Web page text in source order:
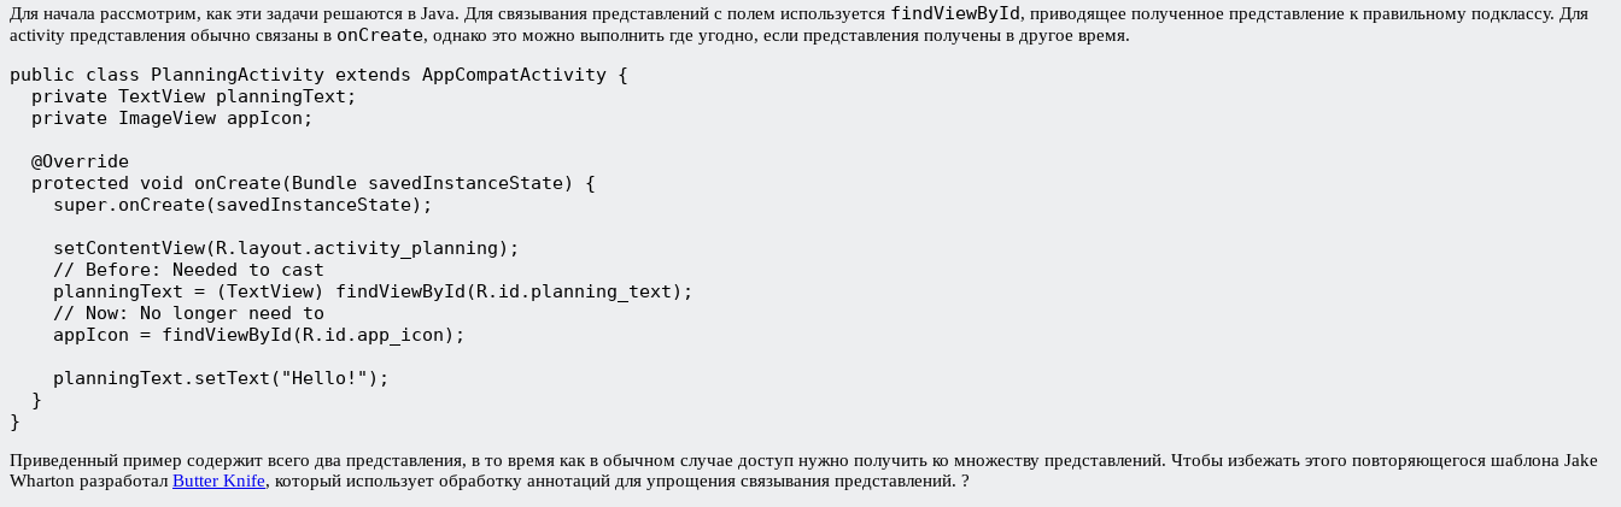
Для начала рассмотрим, как эти задачи решаются в Java. Для связывания представлений с полем используется findViewById, приводящее полученное представление к правильному подклассу. Для
activity представления обычно связаны в onCreate, однако это можно выполнить где угодно, если представления получены в другое время.
public class PlanningActivity extends AppCompatActivity {
  private TextView planningText;
  private ImageView appIcon;
  @Override
  protected void onCreate(Bundle savedInstanceState) {
    super.onCreate(savedInstanceState);
    setContentView(R.layout.activity_planning);
    // Before: Needed to cast
    planningText = (TextView) findViewById(R.id.planning_text);
    // Now: No longer need to
    appIcon = findViewById(R.id.app_icon);
    planningText.setText("Hello!");
  }
}
Приведенный пример содержит всего два представления, в то время как в обычном случае доступ нужно получить ко множеству представлений. Чтобы избежать этого повторяющегося шаблона Jake
Wharton разработал Butter Knife, который использует обработку аннотаций для упрощения связывания представлений. ?